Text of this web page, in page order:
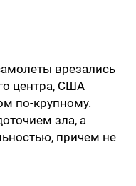
врезались
центра, США
по-крупному.
зла, а
причем не